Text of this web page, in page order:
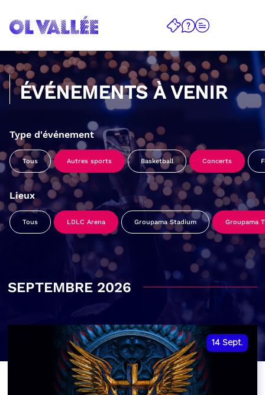
ÉVÉNEMENTS À VENIR
Type d'événement
Tous Autres sports Basketball Concerts
Lieux
Tous LDLC Arena Groupama Stadium Groupama
SEPTEMBRE 2026
14 Sept.